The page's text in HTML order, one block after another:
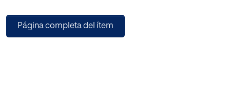
Lateralidad adaptado por Martín Lobo, Gª- Castellón,
Rodríguez Vallejo, (2013). Los
Página completa del ítem